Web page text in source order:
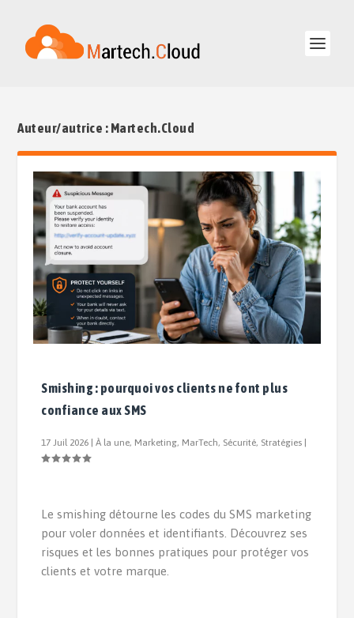
Auteur/autrice : Martech.Cloud
Smishing : pourquoi vos clients ne font plus
confiance aux SMS
17 Juil 2026 |À la une, Marketing, MarTech, Sécurité, Stratégies |
Le smishing détourne les codes du SMS marketing
pour voler données et identifiants. Découvrez ses
risques et les bonnes pratiques pour protéger vos
clients et votre marque.